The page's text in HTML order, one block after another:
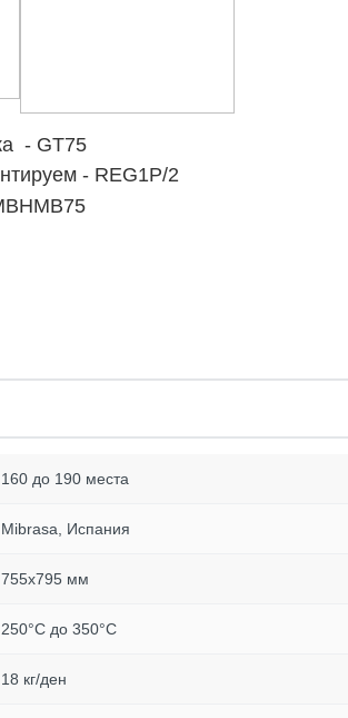
- GT75
- REG1P/2
- EMBHMB75
160 до 190 места
Mibrasa, Испания
755x795 мм
250°C до 350°C
18 кг/ден